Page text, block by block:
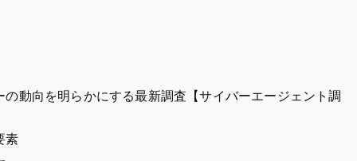
動向を明らかにする最新調査【サイバーエージェント調
素